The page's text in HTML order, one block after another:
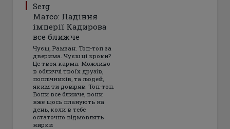
Serg
Marco: Падіння
імперії Кадирова
все ближче
Чуєш, Рамзан. Топ-топ за
дверима. Чуєш ці кроки?
Це твоя карма. Можливо
в обличчі твоїх друзів,
поплічників, та людей,
яким ти довіряв. Топ-топ.
Вони все ближче, вони
вже щось планують на
день, коли в тебе
остаточно відмовлять
нирки